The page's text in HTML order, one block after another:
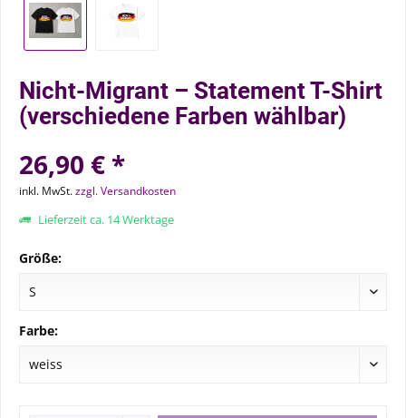
Nicht-Migrant – Statement T-Shirt
(verschiedene Farben wählbar)
26,90 € *
inkl. MwSt.zzgl. Versandkosten
Lieferzeit ca. 14 Werktage
Größe:
Farbe: